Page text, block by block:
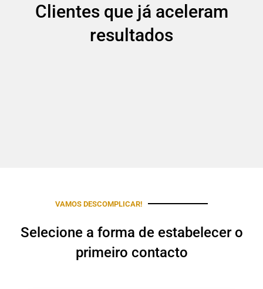
Clientes que já aceleram
resultados
VAMOS DESCOMPLICAR!
Selecione a forma de estabelecer o
primeiro contacto